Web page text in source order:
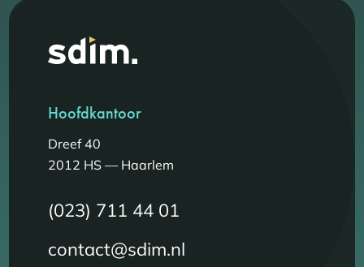
Hoofdkantoor
Dreef 40
2012 HS — Haarlem
(023) 711 44 01
contact@sdim.nl